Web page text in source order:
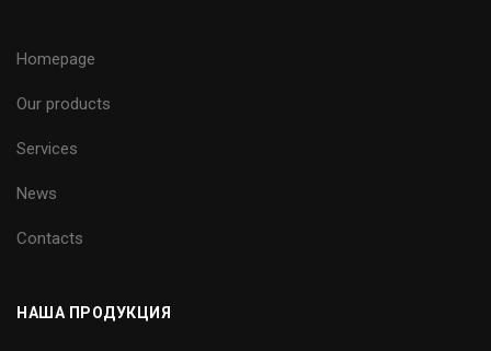
Homepage
Our products
Services
News
Contacts
НАША ПРОДУКЦИЯ